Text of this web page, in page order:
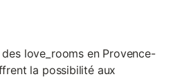
love_rooms en Provence-
la possibilité aux